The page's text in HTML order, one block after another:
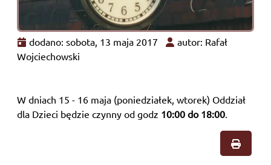
dodano: sobota, 13 maja 2017
autor: Rafał
Wojciechowski
W dniach 15 - 16 maja (poniedziałek, wtorek) Oddział
dla Dzieci będzie czynny od godz 10:00 do 18:00.